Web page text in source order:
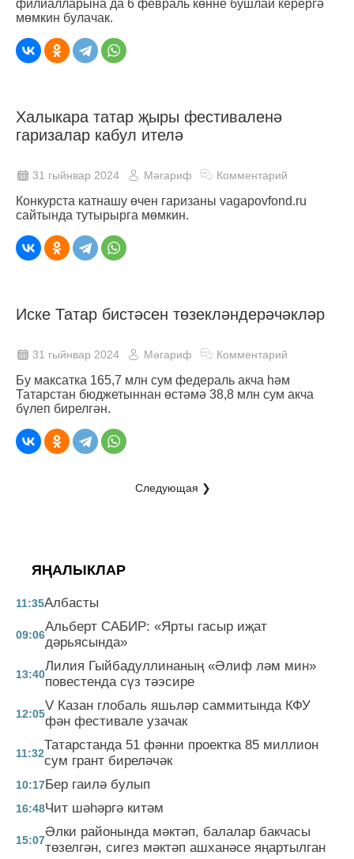
филиалларына да 6 февраль көнне бушлай керергә
мөмкин булачак.
Халыкара татар җыры фестиваленә
гаризалар кабул ителә
31 гыйнвар 2024 Мәгариф Комментарий
Конкурста катнашу өчен гаризаны vagapovfond.ru
сайтында тутырырга мөмкин.
Иске Татар бистәсен төзекләндерәчәкләр
31 гыйнвар 2024 Мәгариф Комментарий
Бу максатка 165,7 млн сум федераль акча һәм
Татарстан бюджетыннан өстәмә 38,8 млн сум акча
бүлеп бирелгән.
Следующая ❯
ЯҢАЛЫКЛАР
11:35Албасты
09:06
Альберт САБИР: «Ярты гасыр иҗат
дәрьясында»
13:40
Лилия Гыйбадуллинаның «Әлиф ләм мин»
повестенда сүз тәэсире
12:05
V Казан глобаль яшьләр саммитында КФУ
фән фестивале узачак
11:32
Татарстанда 51 фәнни проектка 85 миллион
сум грант биреләчәк
10:17Бер гаилә булып
16:48Чит шәһәргә китәм
15:07
Әлки районында мәктәп, балалар бакчасы
төзелгән, сигез мәктәп ашханәсе яңартылган